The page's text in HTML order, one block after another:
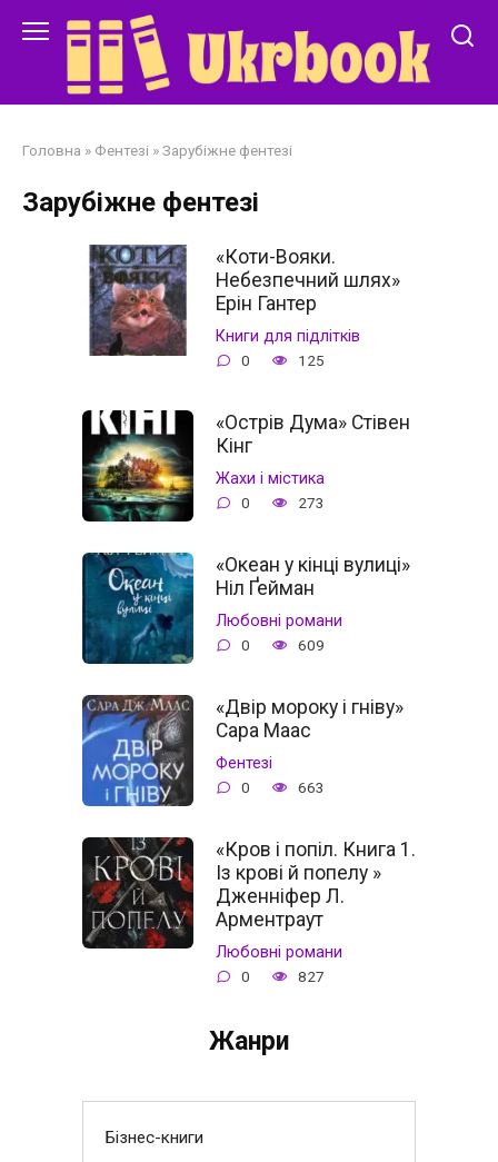
Головна » Фентезі »Зарубіжне фентезі
Зарубіжне фентезі
«Коти-Вояки.
Небезпечний шлях»
Ерін Гантер
Книги для підлітків
0 125
«Острів Дума» Стівен
Кінг
Жахи і містика
0 273
«Океан у кінці вулиці»
Ніл Ґейман
Любовні романи
0 609
«Двір мороку і гніву»
Сара Маас
Фентезі
0 663
«Кров і попіл. Книга 1.
Із крові й попелу »
Дженніфер Л.
Арментраут
Любовні романи
0 827
Жанри
Бізнес-книги